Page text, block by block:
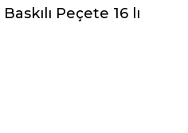
Peçete 16 lı